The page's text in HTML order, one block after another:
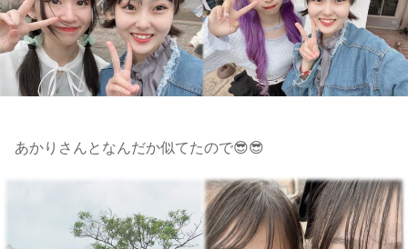
あかりさんとなんだか似てたので😎😎